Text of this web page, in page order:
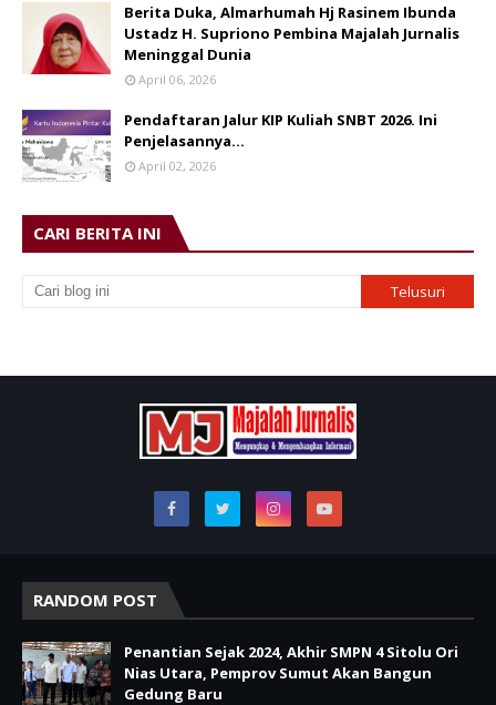
Berita Duka, Almarhumah Hj Rasinem Ibunda
Ustadz H. Supriono Pembina Majalah Jurnalis
Meninggal Dunia
April 06, 2026
Pendaftaran Jalur KIP Kuliah SNBT 2026. Ini
Penjelasannya…
April 02, 2026
CARI BERITA INI
RANDOM POST
Penantian Sejak 2024, Akhir SMPN 4 Sitolu Ori
Nias Utara, Pemprov Sumut Akan Bangun
Gedung Baru